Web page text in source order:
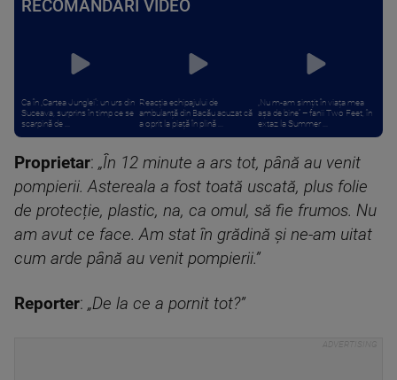
RECOMANDĂRI VIDEO
Ca în „Cartea Junglei”: un urs din
Suceava, surprins în timp ce se
scarpină de ...
Reacția echipajului de
ambulanță din Bacău acuzat că
a oprit la piață în plină ...
„Nu m-am simțit în viața mea
așa de bine” – fanii Two Feet, în
extaz la Summer ...
Proprietar: „În 12 minute a ars tot, până au venit
pompierii. Astereala a fost toată uscată, plus folie
de protecție, plastic, na, ca omul, să fie frumos. Nu
am avut ce face. Am stat în grădină și ne-am uitat
cum arde până au venit pompierii.”
Reporter: „De la ce a pornit tot?”